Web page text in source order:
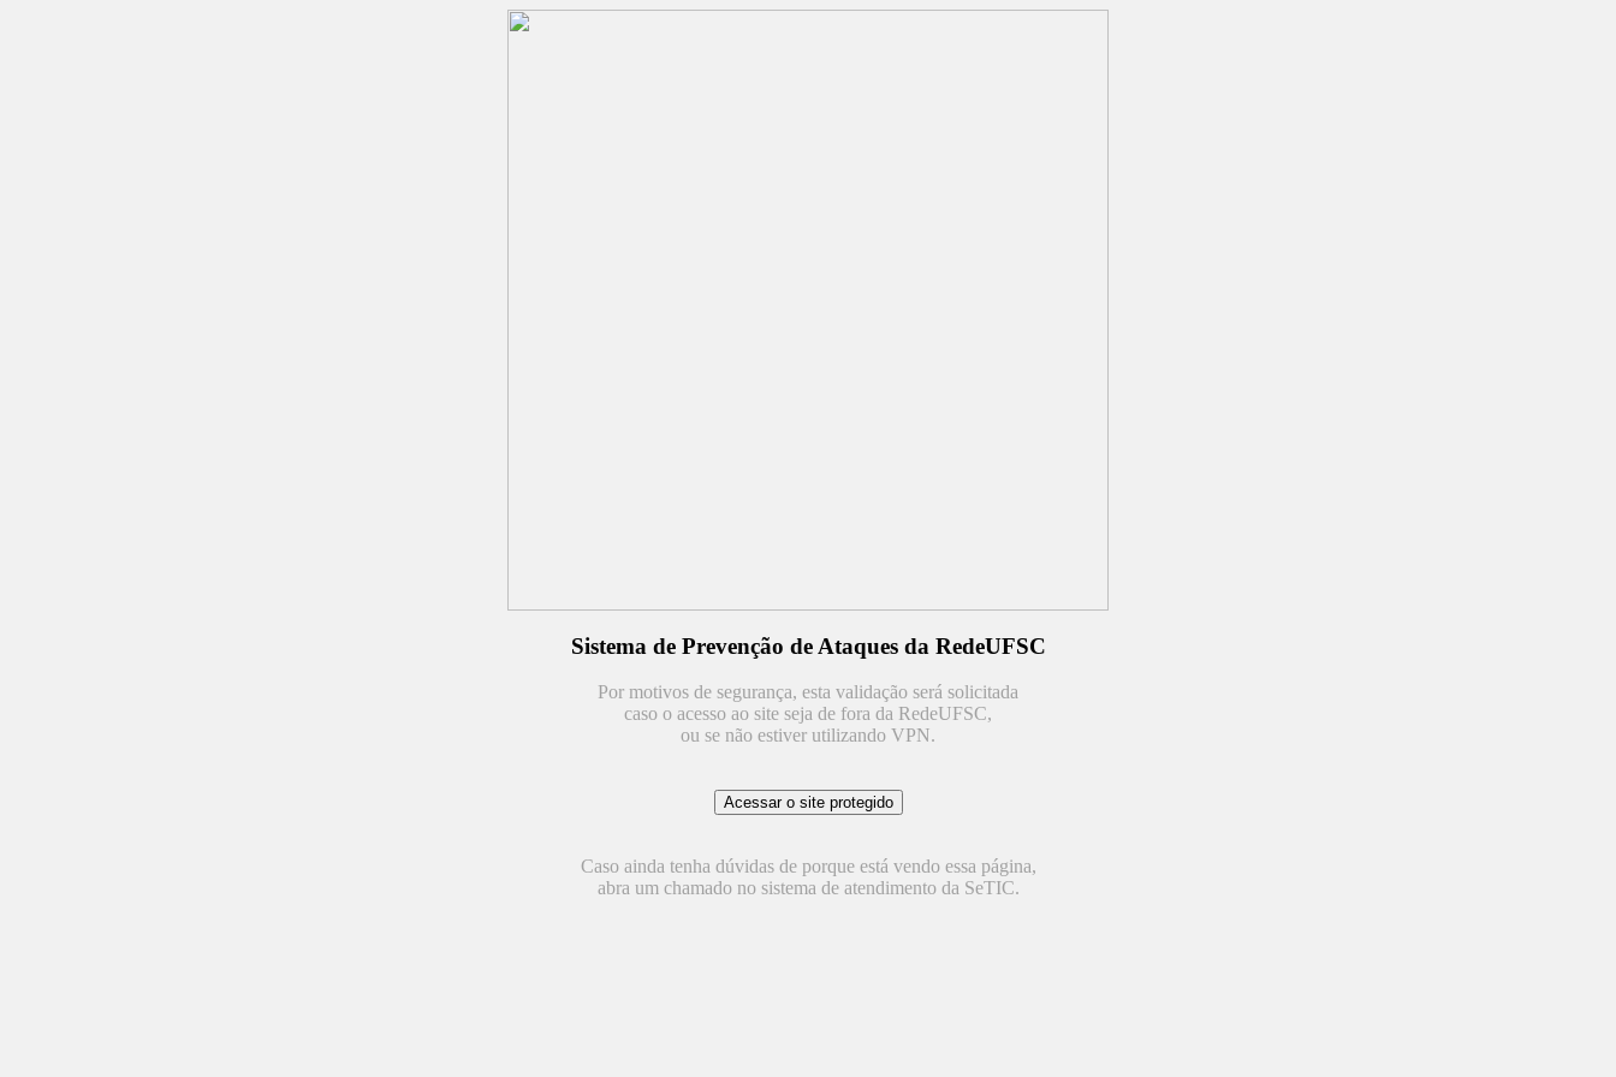
Sistema de Prevenção de Ataques da RedeUFSC
Por motivos de segurança, esta validação será solicitada
caso o acesso ao site seja de fora da RedeUFSC,
ou se não estiver utilizando VPN.
Caso ainda tenha dúvidas de porque está vendo essa página,
abra um chamado no sistema de atendimento da SeTIC.